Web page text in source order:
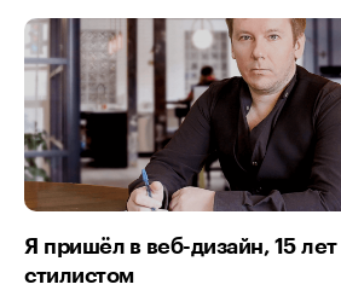
Я пришёл в веб-дизайн, 15
стилистом